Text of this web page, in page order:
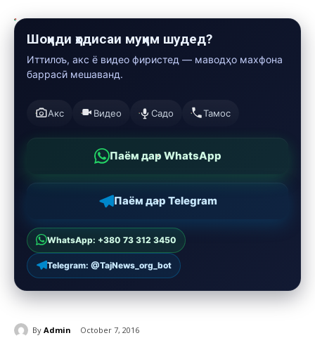
Шоҳиди ҳодисаи муҳим шудед?
Иттилоъ, акс ё видео фиристед — маводҳо махфона
баррасӣ мешаванд.
Акс Видео Садо Тамос
Паём дар WhatsApp
Паём дар Telegram
WhatsApp: +380 73 312 3450
Telegram: @TajNews_org_bot
By Admin October 7, 2016